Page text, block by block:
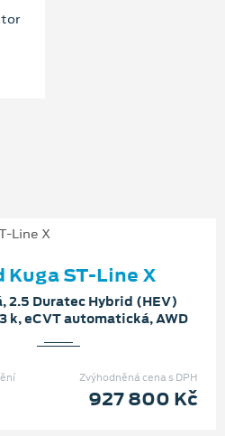
Kuga ST-Line X
2.5 Duratec Hybrid (HEV)
k, eCVT automatická, AWD
Zvýhodněná cena s DPH
927 800 Kč